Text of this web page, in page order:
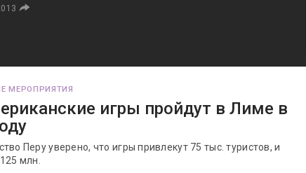
МЕРОПРИЯТИЯ
игры пройдут в Лиме в
Перу уверено, что игры привлекут 75 тыс. туристов, и
млн.